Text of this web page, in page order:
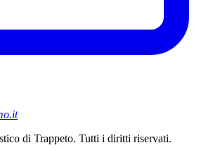
di Trappeto. Tutti i diritti riservati.